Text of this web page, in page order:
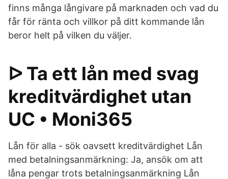
finns många långivare på marknaden och vad du
får för ränta och villkor på ditt kommande lån
beror helt på vilken du väljer.
ᐅ Ta ett lån med svag
kreditvärdighet utan
UC • Moni365
Lån för alla - sök oavsett kreditvärdighet Lån
med betalningsanmärkning: Ja, ansök om att
låna pengar trots betalningsanmärkning Lån